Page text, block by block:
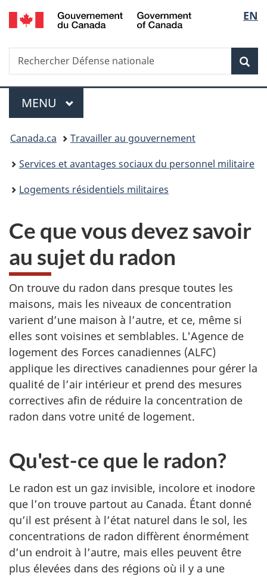
Passer
au
principal
Passer
à
Au
du
Passer
à
version
simplifiée
de
la
EN
Recherche
Rechercher
Défense
Menu
MENU PRINCIPAL
Vous
êtes
ici :
Canada.ca
Travailler au gouvernement
Services et avantages sociaux du personnel militaire
Logements résidentiels militaires
Ce que vous devez savoir
au sujet du radon
On trouve du radon dans presque toutes les
maisons, mais les niveaux de concentration
varient d’une maison à l’autre, et ce, même si
elles sont voisines et semblables. L'Agence de
logement des Forces canadiennes (ALFC)
applique les directives canadiennes pour gérer la
qualité de l’air intérieur et prend des mesures
correctives afin de réduire la concentration de
radon dans votre unité de logement.
Qu'est-ce que le radon?
Le radon est un gaz invisible, incolore et inodore
que l’on trouve partout au Canada. Étant donné
qu’il est présent à l’état naturel dans le sol, les
concentrations de radon diffèrent énormément
d’un endroit à l’autre, mais elles peuvent être
plus élevées dans des régions où il y a une